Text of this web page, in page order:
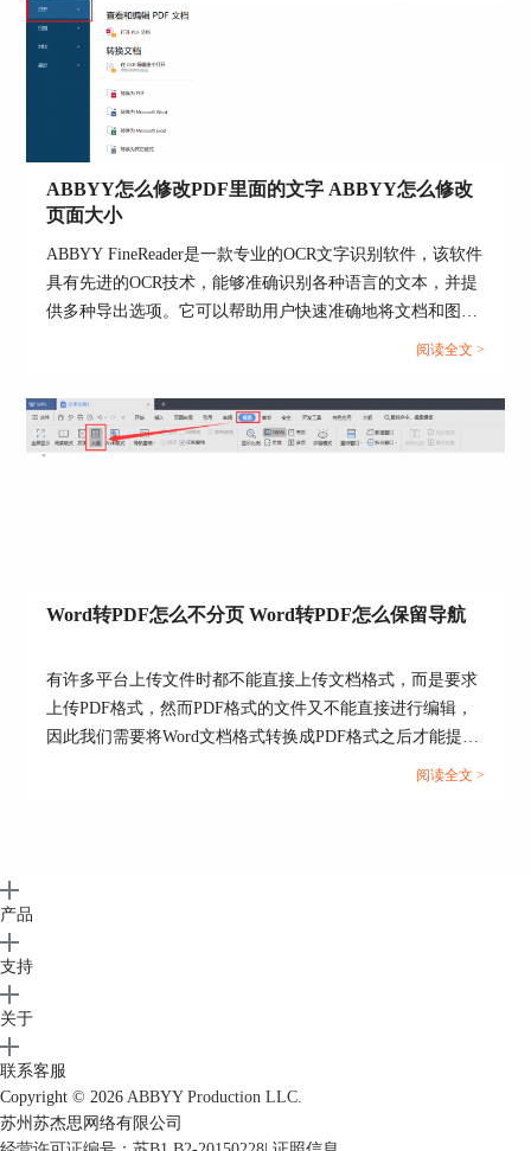
ABBYY怎么修改PDF里面的文字 ABBYY怎么修改
页面大小
ABBYY FineReader是一款专业的OCR文字识别软件，该软件
具有先进的OCR技术，能够准确识别各种语言的文本，并提
供多种导出选项。它可以帮助用户快速准确地将文档和图像
中的文本转换为可编辑的文字，提高工作效率和生产力。那
下面一起来了解abbyy怎么修改pdf里面的文字，abbyy怎么修
改页面大小的相关内容。...
阅读全文 >
Word转PDF怎么不分页 Word转PDF怎么保留导航
有许多平台上传文件时都不能直接上传文档格式，而是要求
上传PDF格式，然而PDF格式的文件又不能直接进行编辑，
因此我们需要将Word文档格式转换成PDF格式之后才能提
交。但这也引发了一系列的问题，例如转换成Word文档后存
阅读全文 >
产品
支持
关于
联系客服
Copyright © 2026 ABBYY Production LLC.
苏州苏杰思网络有限公司